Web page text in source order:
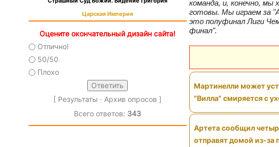
Царская Империя
Оцените окончательный дизайн сайта!
Отлично!
50/50
Плохо
[ Результаты · Архив опросов ]
Всего ответов: 343
команда, и, конечно,
готовы. Мы играем за
это полуфинал Лиги
финал".
Мартинелли может
"Вилла" смиряется с
Артета сообщил
отправят домой из-за